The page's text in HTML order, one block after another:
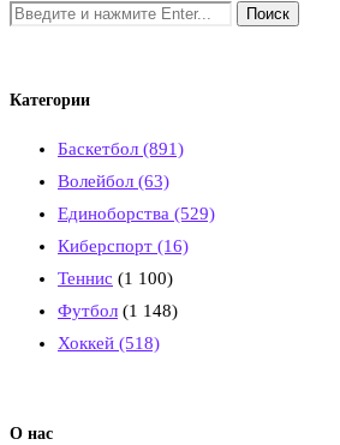
Категории
Баскетбол (891)
Волейбол (63)
Единоборства (529)
Киберспорт (16)
Теннис (1 100)
Футбол (1 148)
Хоккей (518)
О нас